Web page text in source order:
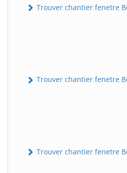
Trouver chantier fenetre
Trouver chantier fenetre
Trouver chantier fenetre